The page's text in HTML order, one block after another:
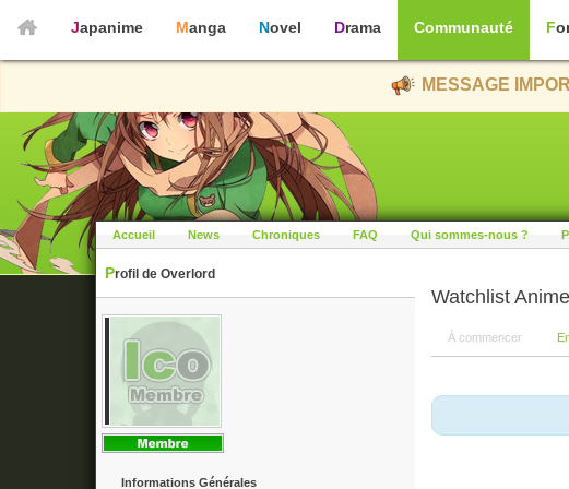
Japanime Manga Novel Drama Communauté
MESSAGE
Accueil News Chroniques FAQ Qui sommes-nous ?
Profil de Overlord
Informations Générales
Watchlist Anime
À commencer